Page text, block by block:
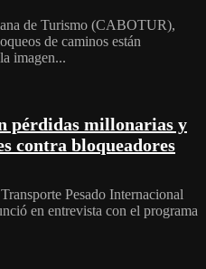
de Turismo (CABOTUR),
de caminos están
imagen...
pérdidas millonarias y
contra bloqueadores
Pesado Internacional
en entrevista con el programa